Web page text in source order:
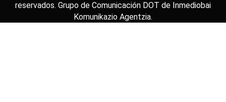
reservados. Grupo de Comunicación DOT de Inmediobai
Komunikazio Agentzia.